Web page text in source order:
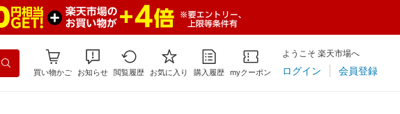
買い物かご お知らせ 閲覧履歴 お気に入り 購入履歴 myクーポン
ようこそ 楽天市場へ
ログイン 会員登録